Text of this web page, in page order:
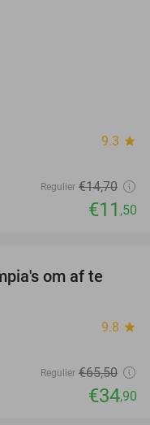
9.3 star
Regulier €14,70
€11 ,50
47%
om af te
9.8 star
Regulier €65,50
€34,90